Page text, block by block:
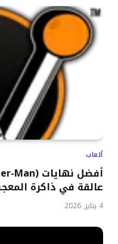
ألعاب
عالقة في ذاكرة
4 يناير, 2026